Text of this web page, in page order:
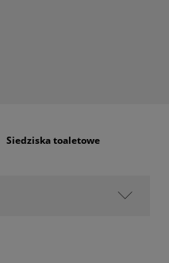
Siedziska toaletowe